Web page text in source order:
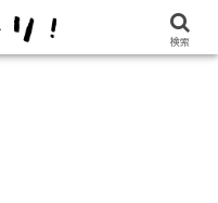
LUUP（ループ）」の始め方
検索